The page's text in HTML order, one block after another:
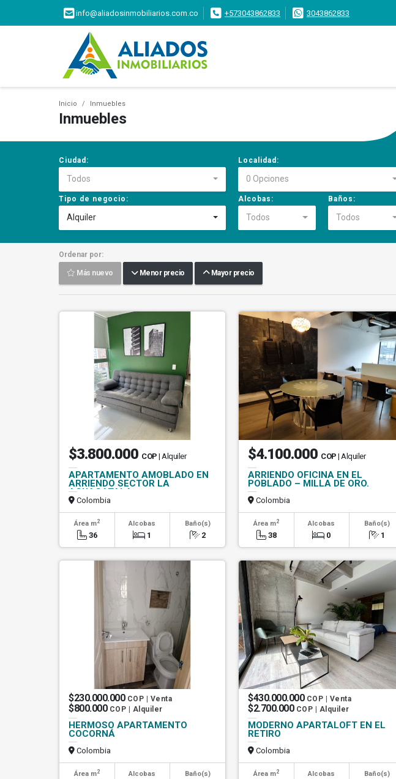
info@aliadosinmobiliarios.com.co +573043862833 3043862833
Inicio Inmuebles
Inmuebles
Ciudad:
Todos
Localidad:
0 Opciones
Tipo de negocio:
Alquiler
Alcobas:
Todos
Baños:
Todos
Ordenar por:
Más nuevo Menor precio Mayor precio
$3.800.000 COP | Alquiler
APARTAMENTO AMOBLADO EN
ARRIENDO SECTOR LA
AGUACATALA
Colombia
Área m2
36
Alcobas
1
Baño(s)
2
$4.100.000 COP | Alquiler
ARRIENDO OFICINA EN EL
POBLADO – MILLA DE ORO.
Colombia
Área m2
38
Alcobas
0
Baño(s)
1
$230.000.000 COP | Venta
$800.000 COP | Alquiler
HERMOSO APARTAMENTO
COCORNÁ
Colombia
Área m2 Alcobas Baño(s)
$430.000.000 COP | Venta
$2.700.000 COP | Alquiler
MODERNO APARTALOFT EN EL
RETIRO
Colombia
Área m2 Alcobas Baño(s)